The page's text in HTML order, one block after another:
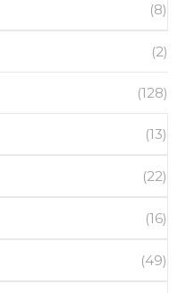
(8)
(2)
(128)
(13)
(22)
(16)
(49)